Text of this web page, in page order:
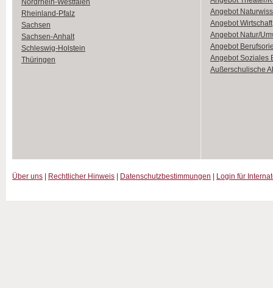
Nordrhein-Westfalen
Rheinland-Pfalz
Sachsen
Sachsen-Anhalt
Schleswig-Holstein
Thüringen
Angebot
Angebot Wirtschaft
Angebot Natur/
Angebot
Angebot Soziales
Außerschulische
Über uns Rechtlicher Hinweis Datenschutzbestimmungen Login für